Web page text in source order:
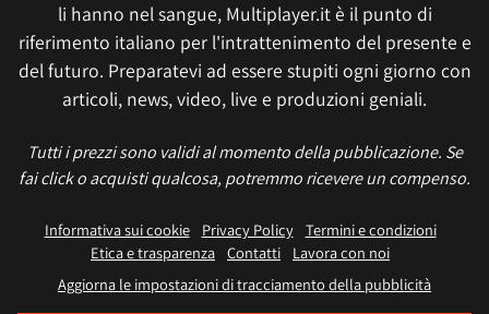
li hanno nel sangue, Multiplayer.it è il punto di
riferimento italiano per l'intrattenimento del presente e
del futuro. Preparatevi ad essere stupiti ogni giorno con
articoli, news, video, live e produzioni geniali.
Tutti i prezzi sono validi al momento della pubblicazione. Se
fai click o acquisti qualcosa, potremmo ricevere un compenso.
Informativa sui cookie Privacy Policy
Termini e condizioni
Etica e trasparenza Contatti
Lavora con noi
Aggiorna le impostazioni di tracciamento della pubblicità